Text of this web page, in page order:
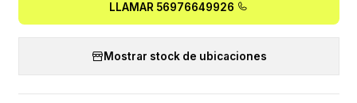
LLAMAR 56976649926
Mostrar stock de ubicaciones